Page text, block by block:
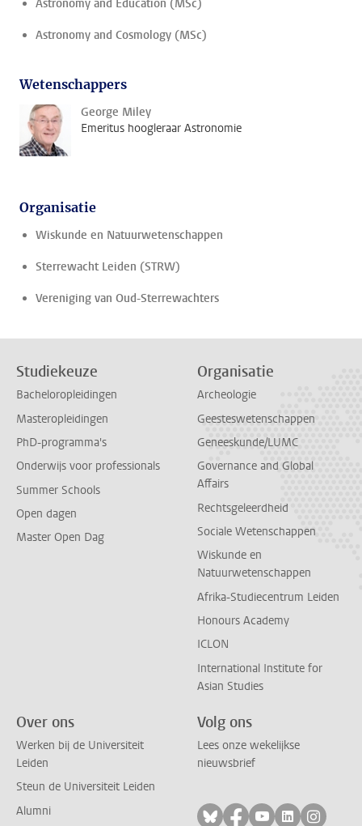
Astronomy and Education (MSc)
Astronomy and Cosmology (MSc)
Wetenschappers
George Miley
Emeritus hoogleraar Astronomie
Organisatie
Wiskunde en Natuurwetenschappen
Sterrewacht Leiden (STRW)
Vereniging van Oud-Sterrewachters
Studiekeuze
Bacheloropleidingen
Masteropleidingen
PhD-programma's
Onderwijs voor professionals
Summer Schools
Open dagen
Master Open Dag
Organisatie
Archeologie
Geesteswetenschappen
Geneeskunde/LUMC
Governance and Global
Affairs
Rechtsgeleerdheid
Sociale Wetenschappen
Wiskunde en
Natuurwetenschappen
Afrika-Studiecentrum Leiden
Honours Academy
ICLON
International Institute for
Asian Studies
Over ons
Werken bij de Universiteit
Leiden
Steun de Universiteit Leiden
Alumni
Volg ons
Lees onze wekelijkse
nieuwsbrief
Volg ons op bluesky
Volg ons op
Volg ons op
Volg ons
Volg